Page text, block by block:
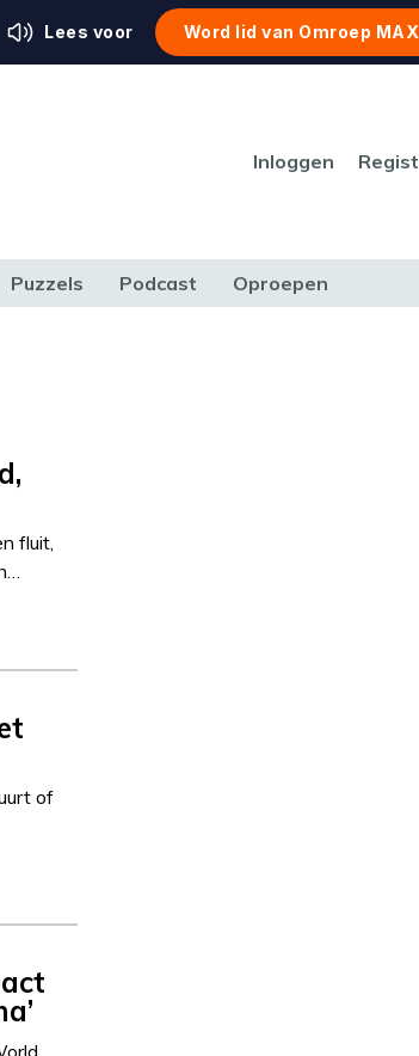
Lees voor Word lid van Omroep MAX
Inloggen
Puzzels Podcast Oproepen
fluit,
of